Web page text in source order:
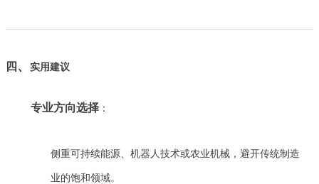
四 、 实用建议
专业方向选择 ：
侧重可持续能源、机器人技术或农业机械，避开传统制造
业的饱和领域。